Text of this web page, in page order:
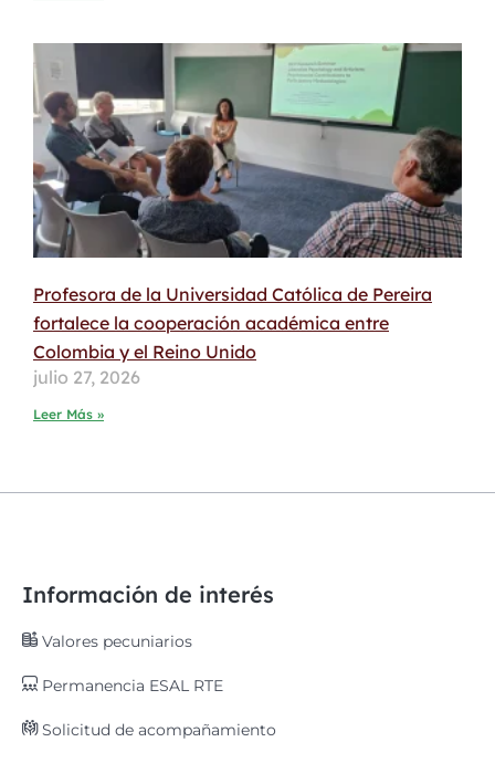
Profesora de la Universidad Católica de Pereira
fortalece la cooperación académica entre
Colombia y el Reino Unido
julio 27, 2026
Leer Más »
Información de interés
Valores pecuniarios
Permanencia ESAL RTE
Solicitud de acompañamiento